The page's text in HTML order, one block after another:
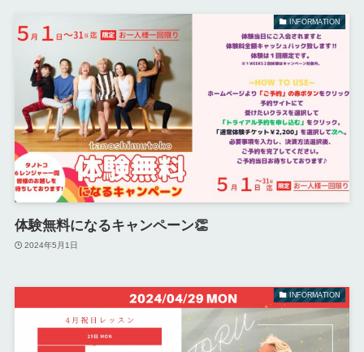
INFORMATION
体験無料になるキャンペーン👏
2024年5月1日
INFORMATION